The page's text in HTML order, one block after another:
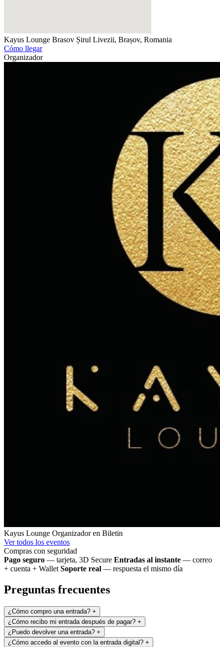
Kayus Lounge Brasov Șirul Livezii, Brașov, Romania
Cómo llegar
Organizador
Kayus Lounge Organizador en Biletin
Ver todos los eventos
Compras con seguridad
Pago seguro — tarjeta, 3D Secure Entradas al instante — correo
+ cuenta + Wallet Soporte real — respuesta el mismo día
Preguntas frecuentes
¿Cómo compro una entrada? +
¿Cómo recibo mi entrada después de pagar? +
¿Puedo devolver una entrada? +
¿Cómo accedo al evento con la entrada digital? +